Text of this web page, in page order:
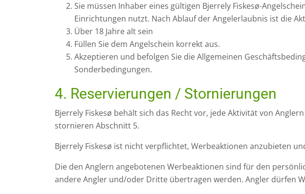
Sie müssen Inhaber eines gültigen Bjerrely Fiskesø-
Einrichtungen nutzt. Nach Ablauf der Angelerlaubnis ist die
Über 18 Jahre alt sein
Füllen Sie dem Angelschein korrekt aus.
Akzeptieren und befolgen Sie die Allgemeinen
Sonderbedingungen.
4. Reservierungen / Stornierungen
Bjerrely Fiskesø behält sich das Recht vor, jede Aktivität von
stornieren Abschnitt 5.
Bjerrely Fiskesø ist nicht verpflichtet, Werbeaktionen anzubieten
Die den Anglern angebotenen Werbeaktionen sind für den
andere Angler und/oder Dritte übertragen werden. Angler dürfen